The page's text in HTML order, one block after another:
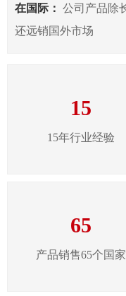
在国际： 公司产品除
还远销国外市场
15
15年行业经验
65
产品销售65个国家